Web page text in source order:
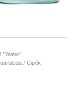
"Water"
/ Cipők